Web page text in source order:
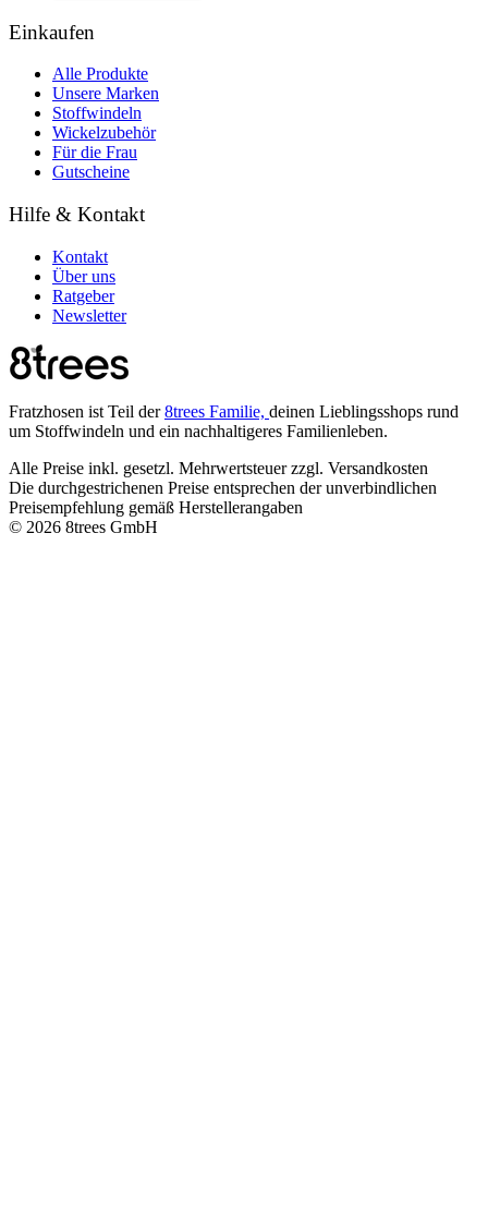
Einkaufen
Alle Produkte
Unsere Marken
Stoffwindeln
Wickelzubehör
Für die Frau
Gutscheine
Hilfe & Kontakt
Kontakt
Über uns
Ratgeber
Newsletter
Fratzhosen ist Teil der8trees Familie, deinen Lieblingsshops rund
um Stoffwindeln und ein nachhaltigeres Familienleben.
Alle Preise inkl. gesetzl. Mehrwertsteuer zzgl. Versandkosten
Die durchgestrichenen Preise entsprechen der unverbindlichen
Preisempfehlung gemäß Herstellerangaben
© 2026 8trees GmbH